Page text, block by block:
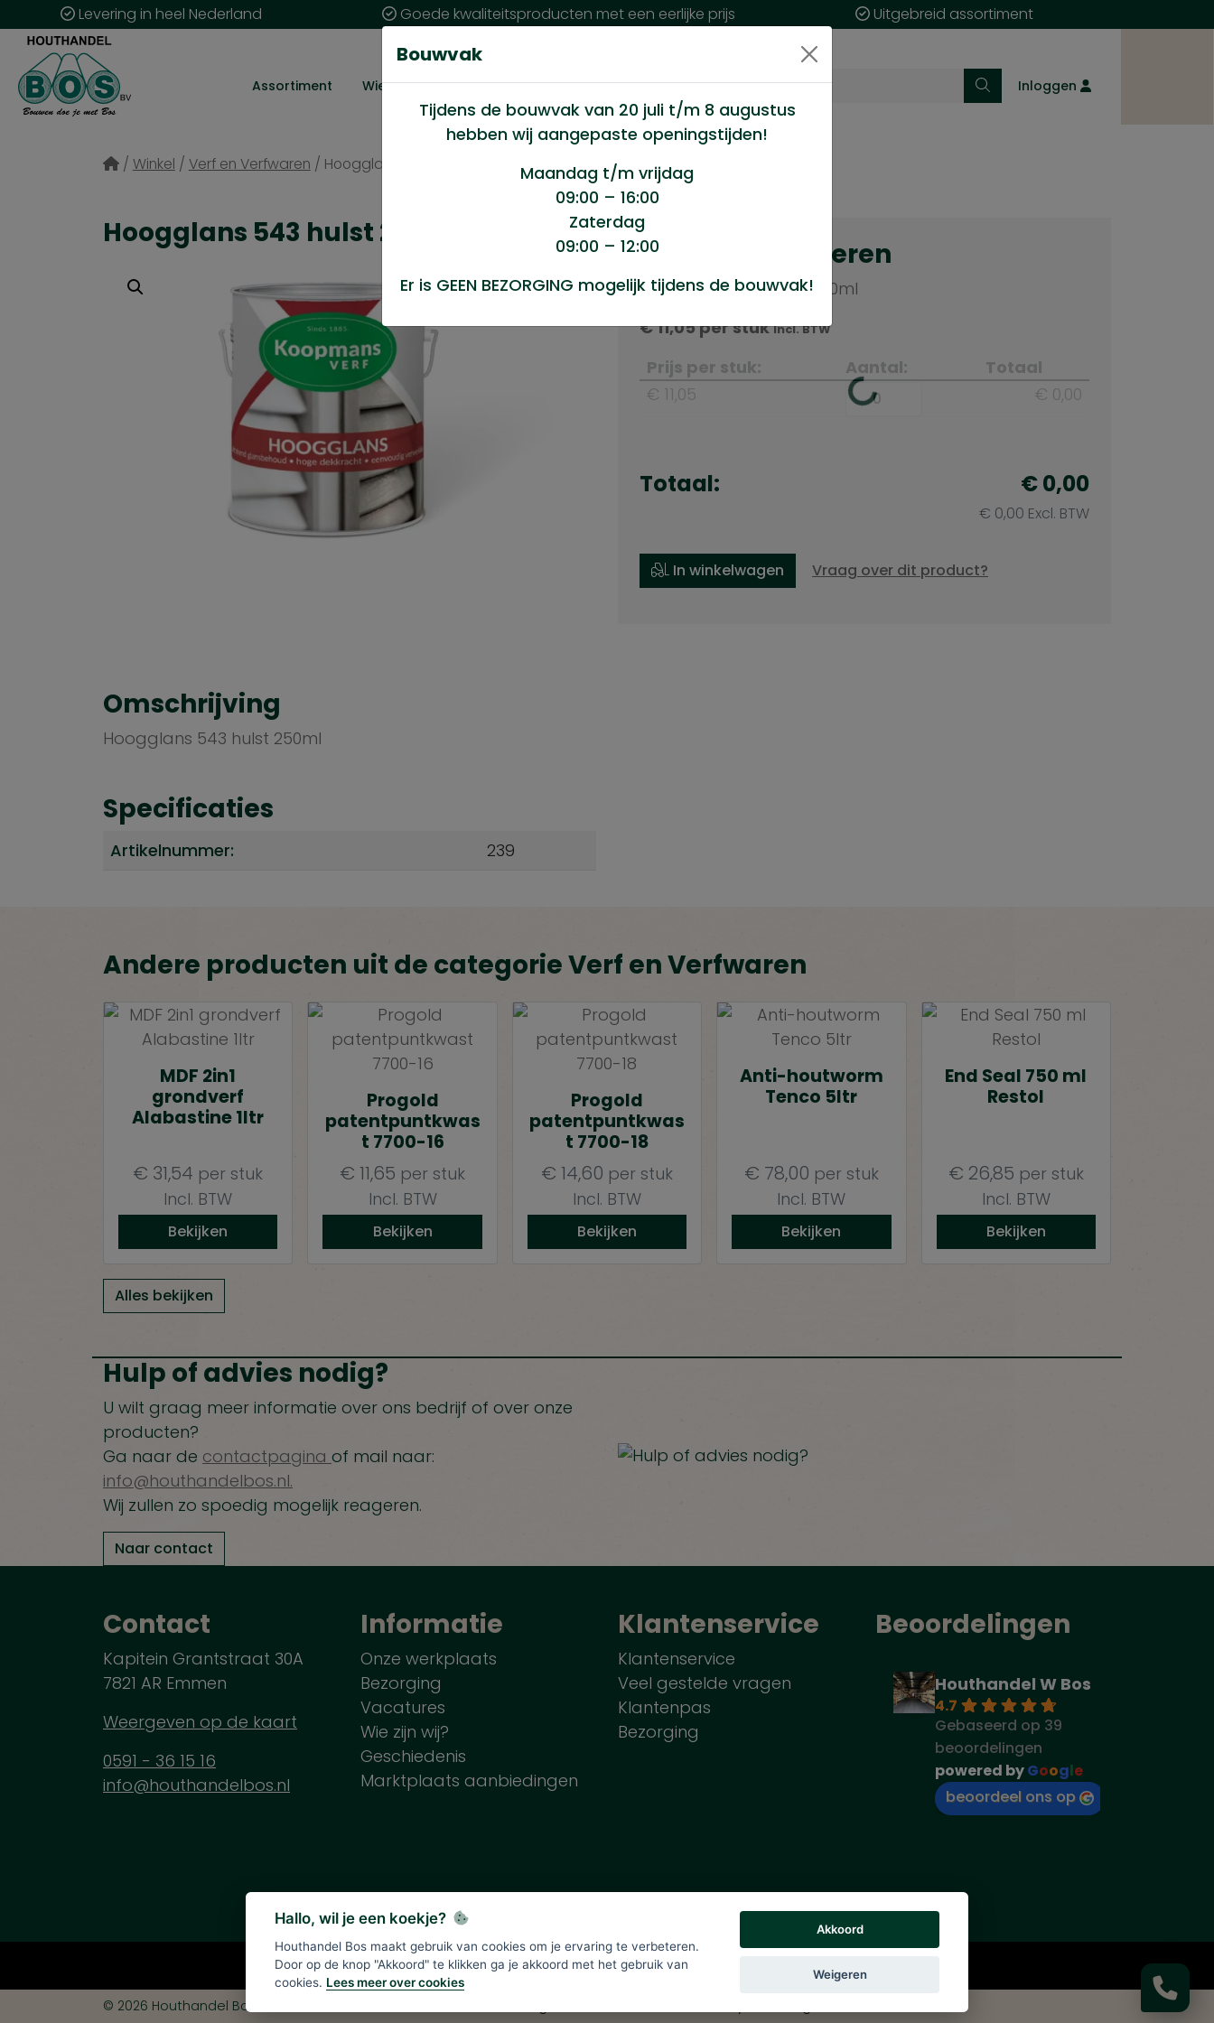
Levering in heel Nederland Goede kwaliteitsproducten met een eerlijke prijs Uitgebreid assortiment
Assortiment Wie zijn wij? Klantenservice Nieuws Inloggen
/ Winkel / Verf en Verfwaren / Hoogglans 543 hulst 250ml
Hoogglans 543 hulst 250ml
Product selecteren
Hoogglans 543 hulst 250ml
€11,05per stukIncl. BTW
Prijs per stuk: Aantal:
Totaal
€ 11,05
€ 0,00
Totaal: € 0,00
€ 0,00 Excl. BTW
In winkelwagen Vraag over dit product?
Omschrijving
Hoogglans 543 hulst 250ml
Specificaties
Artikelnummer: 239
Andere producten uit de categorie Verf en Verfwaren
MDF 2in1
grondverf
Alabastine 1ltr
€ 31,54 per stuk
Incl. BTW
Bekijken
Progold
patentpuntkwas
t 7700-16
€ 11,65 per stuk
Incl. BTW
Bekijken
Progold
patentpuntkwas
t 7700-18
€ 14,60 per stuk
Incl. BTW
Bekijken
Anti-houtworm
Tenco 5ltr
€ 78,00 per stuk
Incl. BTW
Bekijken
End Seal 750 ml
Restol
€ 26,85 per stuk
Incl. BTW
Bekijken
Alles bekijken
Hulp of advies nodig?
U wilt graag meer informatie over ons bedrijf of over onze
producten?
Ga naar de contactpagina of mail naar:
info@houthandelbos.nl.
Wij zullen zo spoedig mogelijk reageren.
Naar contact
Contact
Kapitein Grantstraat 30A
7821 AR Emmen
Weergeven op de kaart
0591 - 36 15 16
info@houthandelbos.nl
Informatie
Onze werkplaats
Bezorging
Vacatures
Wie zijn wij?
Geschiedenis
Marktplaats aanbiedingen
Klantenservice
Klantenservice
Veel gestelde vragen
Klantenpas
Bezorging
Beoordelingen
Houthandel W Bos
4.7
Gebaseerd op 39
beoordelingen
powered byGoogle
beoordeel ons op
Alle vermelde prijzen zijn onder voorbehoud en incl. 21% BTW. Tenzij anders vermeld.
© 2026 Houthandel Bos
Bouwvak
Tijdens de bouwvak van 20 juli t/m 8 augustus
hebben wij aangepaste openingstijden!
Maandag t/m vrijdag
09:00 – 16:00
Zaterdag
09:00 – 12:00
Er is GEEN BEZORGING mogelijk tijdens de bouwvak!
Hallo, wil je een koekje?
Houthandel Bos maakt gebruik van cookies om je ervaring te verbeteren.
Door op de knop "Akkoord" te klikken ga je akkoord met het gebruik van
cookies. Lees meer over cookies
Akkoord
Weigeren